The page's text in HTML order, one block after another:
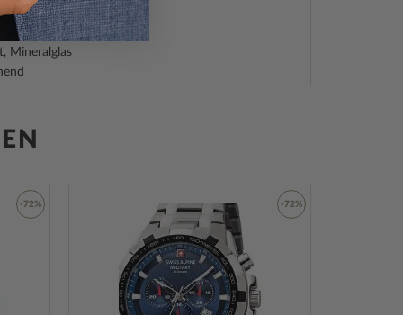
Poliert
Mineralglas
-72% -72%